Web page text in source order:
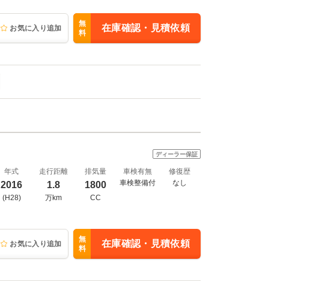
お気に入り追加
無
料
在庫確認・見積依頼
ディーラー保証
年式
2016
(H28)
走行距離
1.8
万km
排気量
1800
CC
車検有無
車検整備付
修復歴
なし
お気に入り追加
無
料
在庫確認・見積依頼